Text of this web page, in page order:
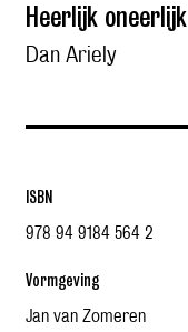
Heerlijk oneerlijk
Dan Ariely
ISBN
978 94 9184 564 2
Vormgeving
Jan van Zomeren